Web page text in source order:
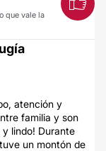
que vale la
atención y
familia y son
y lindo! Durante
un montón de